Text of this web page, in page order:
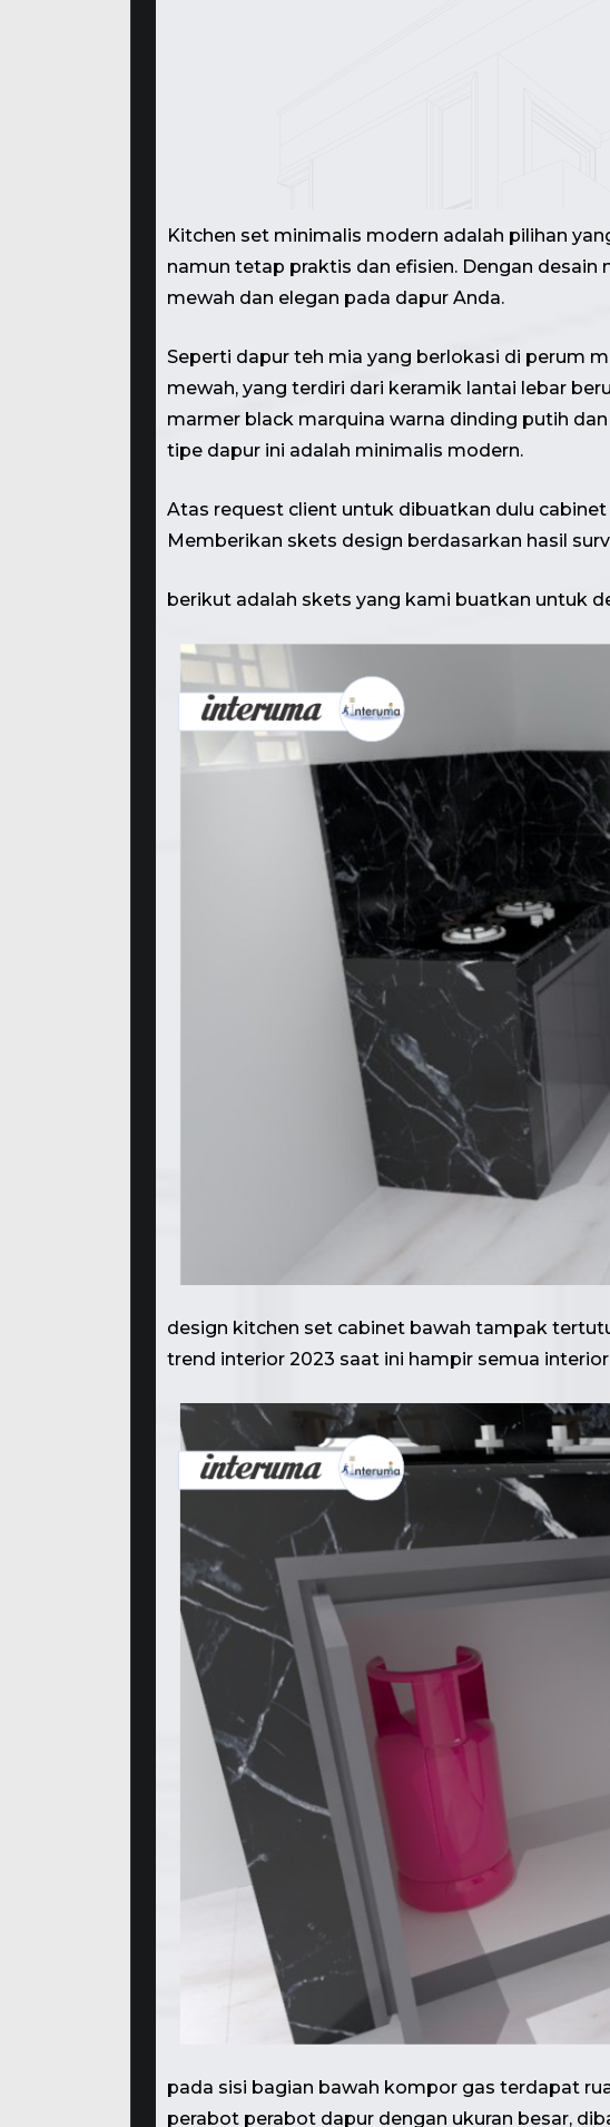
Kitchen set minimalis modern adalah pilihan
namun tetap praktis dan efisien. Dengan
mewah dan elegan pada dapur Anda.
Seperti dapur teh mia yang berlokasi di perum
mewah, yang terdiri dari keramik lantai lebar
marmer black marquina warna dinding putih
tipe dapur ini adalah minimalis modern.
Atas request client untuk dibuatkan dulu
Memberikan skets design berdasarkan hasil
berikut adalah skets yang kami buatkan untuk
design kitchen set cabinet bawah tampak
trend interior 2023 saat ini hampir semua
pada sisi bagian bawah kompor gas terdapat
perabot perabot dapur dengan ukuran besar,